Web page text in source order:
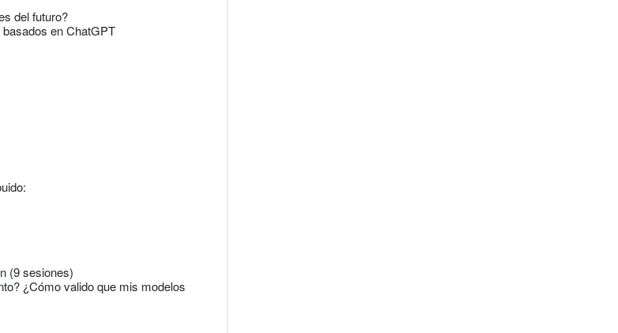
del futuro?
en ChatGPT
(9 sesiones)
¿Cómo valido que mis modelos